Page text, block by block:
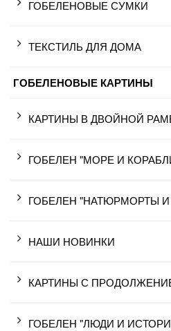
ГОБЕЛЕНОВЫЕ СУМКИ
ТЕКСТИЛЬ ДЛЯ ДОМА
ГОБЕЛЕНОВЫЕ КАРТИНЫ
КАРТИНЫ В ДВОЙНОЙ
ГОБЕЛЕН "МОРЕ И
ГОБЕЛЕН "НАТЮРМОРТЫ
НАШИ НОВИНКИ
КАРТИНЫ С
ГОБЕЛЕН "ЛЮДИ И